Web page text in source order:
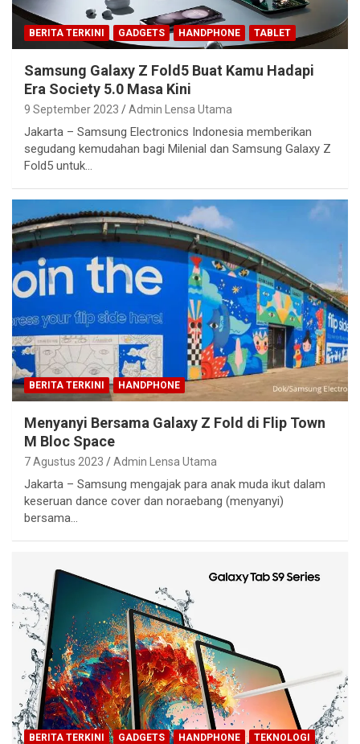
BERITA TERKINI GADGETS HANDPHONE TABLET
Samsung Galaxy Z Fold5 Buat Kamu Hadapi
Era Society 5.0 Masa Kini
9 September 2023 Admin Lensa Utama
Jakarta – Samsung Electronics Indonesia memberikan
segudang kemudahan bagi Milenial dan Samsung Galaxy Z
Fold5 untuk…
BERITA TERKINI HANDPHONE
Menyanyi Bersama Galaxy Z Fold di Flip Town
M Bloc Space
7 Agustus 2023 Admin Lensa Utama
Jakarta – Samsung mengajak para anak muda ikut dalam
keseruan dance cover dan noraebang (menyanyi)
bersama…
BERITA TERKINI GADGETS HANDPHONE TEKNOLOGI